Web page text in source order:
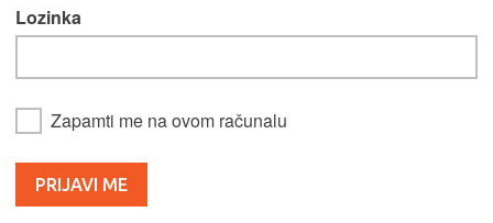
Lozinka
Zapamti me na ovom računalu